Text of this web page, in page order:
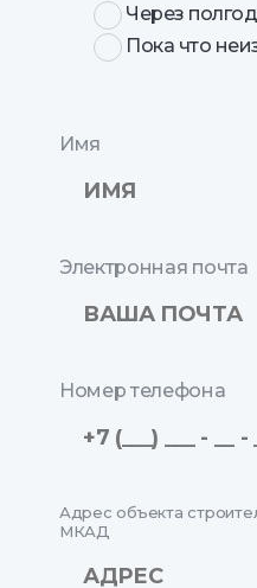
Через
Пока что
Имя
Электронная почта
Номер телефона
Адрес объекта
МКАД